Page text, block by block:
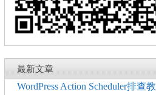
最新文章
WordPress Action Scheduler排查教